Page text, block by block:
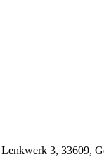
3, 33609,